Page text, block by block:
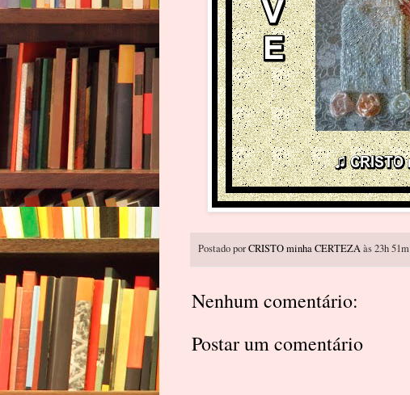
Postado porCRISTO minha CERTEZAàs 23h 51m
Nenhum comentário:
Postar um comentário